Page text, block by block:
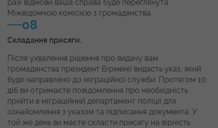
разі відмови ваша справа буде переглянута
Міжвідомчою комісією з громадянства.
08
Складання присяги.
Після ухвалення рішення про видачу вам
громадянства президент Вірменії видасть указ, який
буде направлено до міграційної служби. Протягом 10
діб ви отримаєте повідомлення про необхідність
прийти в міграційний департамент поліції для
ознайомлення з указом та підписання документа. У
той же день ви маєте скласти присягу на вірність